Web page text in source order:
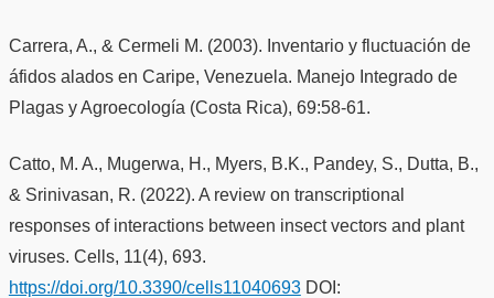
Carrera, A., & Cermeli M. (2003). Inventario y fluctuación de
áfidos alados en Caripe, Venezuela. Manejo Integrado de
Plagas y Agroecología (Costa Rica), 69:58-61.
Catto, M. A., Mugerwa, H., Myers, B.K., Pandey, S., Dutta, B.,
& Srinivasan, R. (2022). A review on transcriptional
responses of interactions between insect vectors and plant
viruses. Cells, 11(4), 693.
https://doi.org/10.3390/cells11040693DOI: